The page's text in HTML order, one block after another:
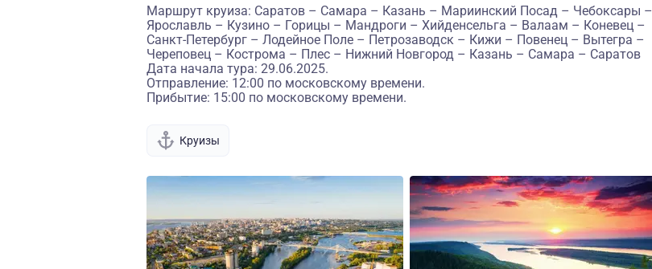
Маршрут круиза: Саратов – Самара – Казань – Мариинский Посад – Чебоксары –
Ярославль – Кузино – Горицы – Мандроги – Хийденсельга – Валаам – Коневец –
Санкт-Петербург – Лодейное Поле – Петрозаводск – Кижи – Повенец – Вытегра –
Череповец – Кострома – Плес – Нижний Новгород – Казань – Самара – Саратов
Дата начала тура: 29.06.2025.
Отправление: 12:00 по московскому времени.
Прибытие: 15:00 по московскому времени.
Круизы